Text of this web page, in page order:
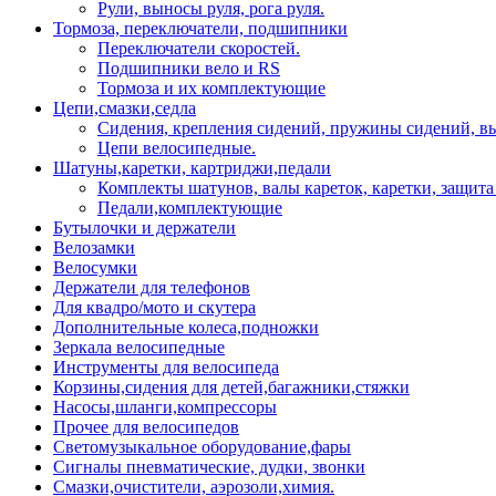
Рули, выносы руля, рога руля.
Тормоза, переключатели, подшипники
Переключатели скоростей.
Подшипники вело и RS
Тормоза и их комплектующие
Цепи,смазки,седла
Сидения, крепления сидений, пружины сидений,
Цепи велосипедные.
Шатуны,каретки, картриджи,педали
Комплекты шатунов, валы кареток, каретки,
Педали,комплектующие
Бутылочки и держатели
Велозамки
Велосумки
Держатели для телефонов
Для квадро/мото и скутера
Дополнительные колеса,подножки
Зеркала велосипедные
Инструменты для велосипеда
Корзины,сидения для детей,багажники,стяжки
Насосы,шланги,компрессоры
Прочее для велосипедов
Светомузыкальное оборудование,фары
Сигналы пневматические, дудки, звонки
Смазки,очистители, аэрозоли,химия.